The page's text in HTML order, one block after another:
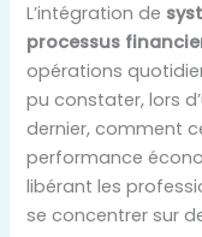
L’intégration de
processus
opérations
pu constater, lors
dernier, comment
performance
libérant les
se concentrer sur